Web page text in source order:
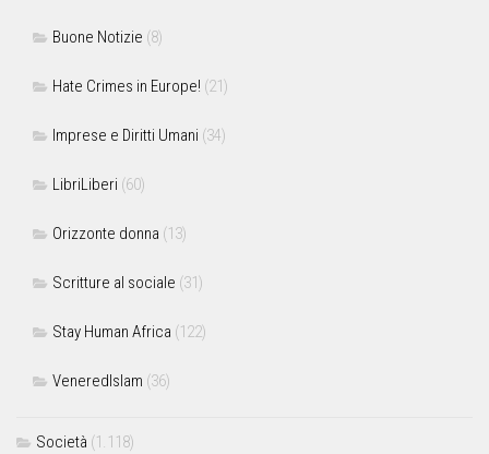
Buone Notizie (8)
Hate Crimes in Europe! (21)
Imprese e Diritti Umani (34)
LibriLiberi (60)
Orizzonte donna (13)
Scritture al sociale (31)
Stay Human Africa (122)
VeneredIslam (36)
Società (1.118)